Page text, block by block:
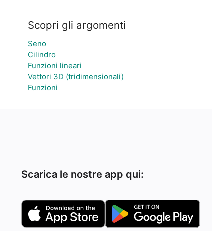
Scopri gli argomenti
Seno
Cilindro
Funzioni lineari
Vettori 3D (tridimensionali)
Funzioni
Scarica le nostre app qui: